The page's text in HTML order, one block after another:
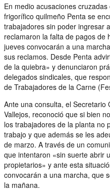
En medio acusaciones
frigorífico quilmeño Penta se
trabajadores sin poder ingresar
reclamaron la falta de pagos de
jueves convocarán a una
sus reclamos. Desde Penta
de la quiebra» y denunciaron
delegados sindicales, que
de Trabajadores de la Carne
Ante una consulta, el
Vallejos, reconoció que si bien
los trabajadores de la planta no
trabajo y que además se les
de marzo. A través de un
que intentaron «sin suerte abrir
propietarios» y ante esta
convocarán a una marcha, que
la mañana.